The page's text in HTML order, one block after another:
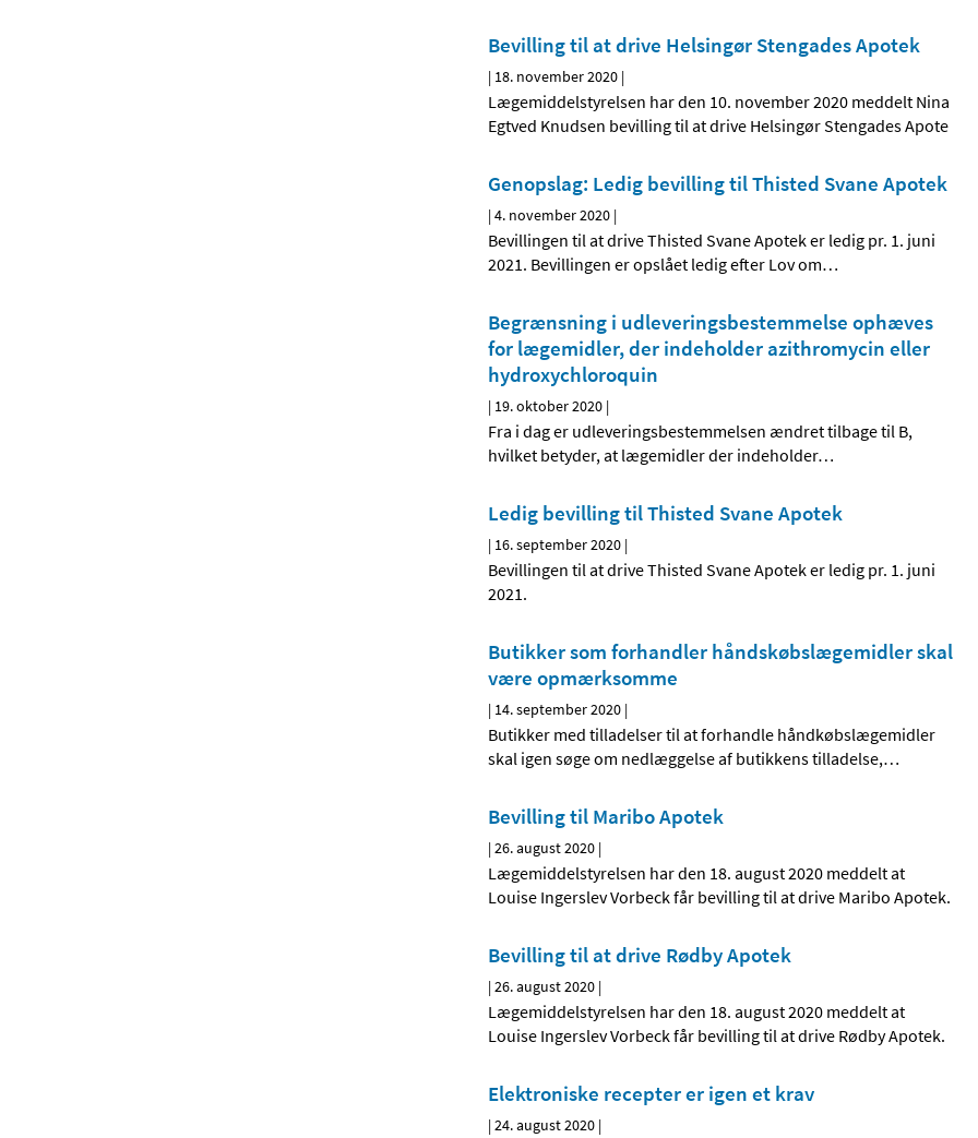
Bevilling til at drive Helsingør Stengades Apotek
| 18. november 2020 |
Lægemiddelstyrelsen har den 10. november 2020 meddelt Nina
Egtved Knudsen bevilling til at drive Helsingør Stengades Apote
Genopslag: Ledig bevilling til Thisted Svane Apotek
|4. november 2020 |
Bevillingen til at drive Thisted Svane Apotek er ledig pr. 1. juni
2021. Bevillingen er opslået ledig efter Lov om…
Begrænsning i udleveringsbestemmelse ophæves
for lægemidler, der indeholder azithromycin eller
hydroxychloroquin
| 19. oktober 2020 |
Fra i dag er udleveringsbestemmelsen ændret tilbage til B,
hvilket betyder, at lægemidler der indeholder…
Ledig bevilling til Thisted Svane Apotek
| 16. september 2020 |
Bevillingen til at drive Thisted Svane Apotek er ledig pr. 1. juni
2021.
Butikker som forhandler håndskøbslægemidler skal
være opmærksomme
| 14. september 2020 |
Butikker med tilladelser til at forhandle håndkøbslægemidler
skal igen søge om nedlæggelse af butikkens tilladelse,…
Bevilling til Maribo Apotek
|26. august 2020 |
Lægemiddelstyrelsen har den 18. august 2020 meddelt at
Louise Ingerslev Vorbeck får bevilling til at drive Maribo Apotek.
Bevilling til at drive Rødby Apotek
|26. august 2020 |
Lægemiddelstyrelsen har den 18. august 2020 meddelt at
Louise Ingerslev Vorbeck får bevilling til at drive Rødby Apotek.
Elektroniske recepter er igen et krav
|24. august 2020 |